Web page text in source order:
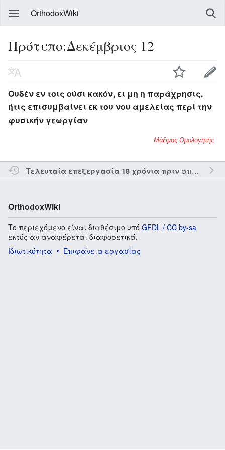
OrthodoxWiki
Πρότυπο:Δεκέμβριος 12
Ουδέν εν τοις ούσι κακόν, ει μη η παράχρησις,
ήτις επισυμβαίνει εκ του νου αμελείας περί την
φυσικήν γεωργίαν
Μάξιμος Ομολογητής
Τελευταία επεξεργασία 18 χρόνια πριναπό τον την
OrthodoxWiki
Το περιεχόμενο είναι διαθέσιμο υπό GFDL / CC by-sa
εκτός αν αναφέρεται διαφορετικά.
Ιδιωτικότητα
Επιφάνεια εργασίας